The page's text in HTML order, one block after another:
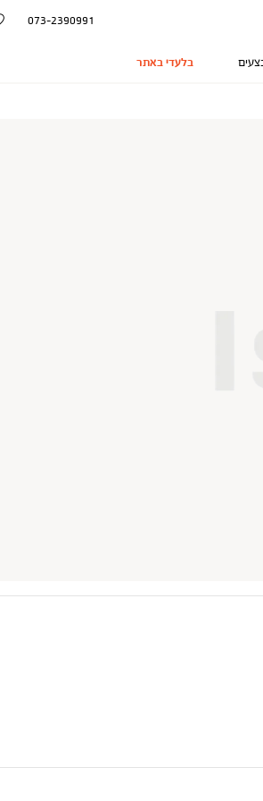
073-2390991
בלעדי באתר